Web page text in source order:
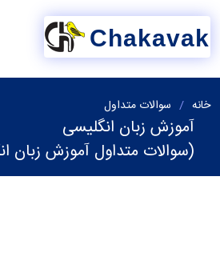
Chakavak
خانه سوالات متداول
آموزش زبان انگلیسی
(سوالات متداول آموزش زبان